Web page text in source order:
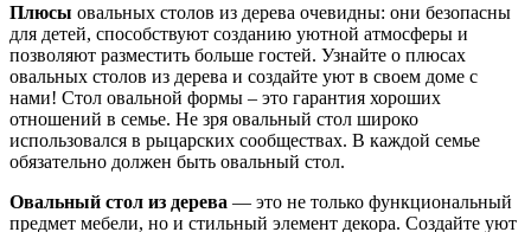
Плюсы овальных столов из дерева очевидны: они безопасны
для детей, способствуют созданию уютной атмосферы и
позволяют разместить больше гостей. Узнайте о плюсах
овальных столов из дерева и создайте уют в своем доме с
нами! Стол овальной формы – это гарантия хороших
отношений в семье. Не зря овальный стол широко
использовался в рыцарских сообществах. В каждой семье
обязательно должен быть овальный стол.
Овальный стол из дерева — это не только функциональный
предмет мебели, но и стильный элемент декора. Создайте уют